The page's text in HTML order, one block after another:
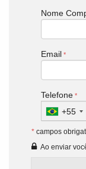
Nome
Email
Telefone
+55
* campos
Ao enviar